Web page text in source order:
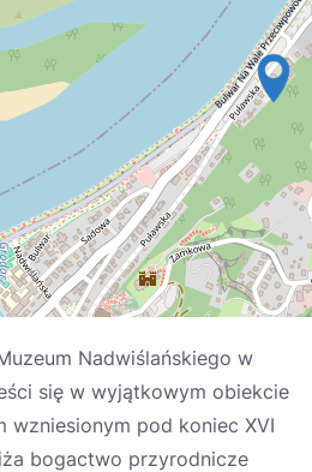
Nadwiślańskiego w
się w wyjątkowym obiekcie
wzniesionym pod koniec XVI
bogactwo przyrodnicze